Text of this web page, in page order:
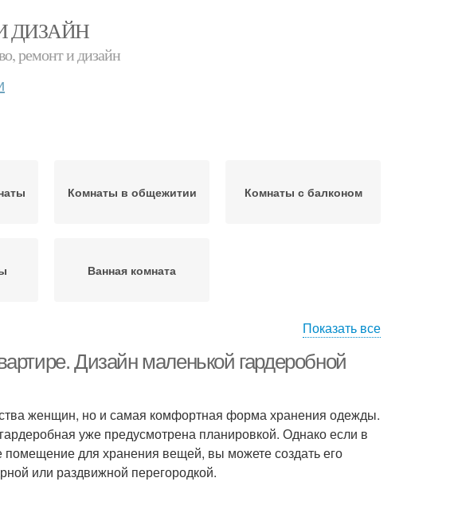
ДИЗАЙН
ремонт и дизайн
Комнаты в общежитии Комнаты с балконом
Ванная комната
Показать все
Дизайн маленькой гардеробной
женщин, но и самая комфортная форма хранения одежды.
уже предусмотрена планировкой. Однако если в
помещение для хранения вещей, вы можете создать его
или раздвижной перегородкой.